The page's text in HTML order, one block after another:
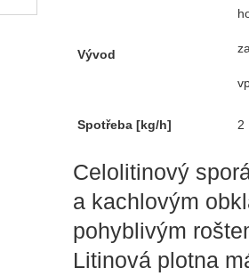
Vývod
Spotřeba [kg/h] 2
Celolitinový
a kachlovým
pohyblivým
Litinová plotna